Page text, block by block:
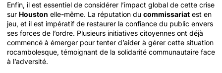
Enfin, il est essentiel de considérer l’impact global de cette crise
sur Houston elle-même. La réputation du commissariat est en
jeu, et il est impératif de restaurer la confiance du public envers
ses forces de l’ordre. Plusieurs initiatives citoyennes ont déjà
commencé à émerger pour tenter d’aider à gérer cette situation
rocambolesque, témoignant de la solidarité communautaire face
à l’adversité.